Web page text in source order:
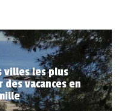
villes les plus
vacances en